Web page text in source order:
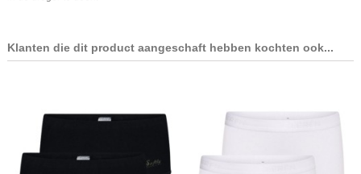
Klanten die dit product aangeschaft hebben kochten ook...